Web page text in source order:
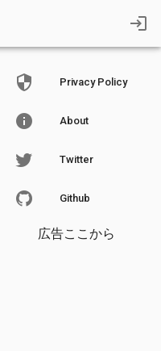
Privacy Policy
About
Twitter
Github
広告ここから